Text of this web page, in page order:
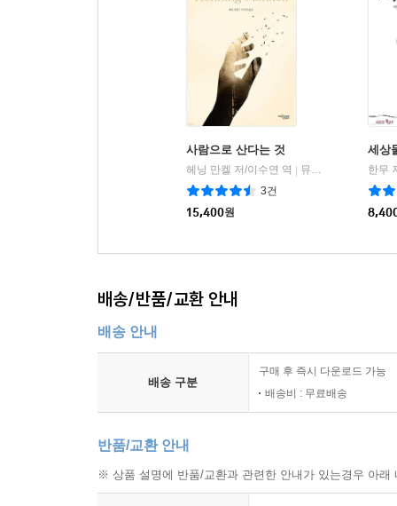
사람으로 산다는 것
헤닝 만켈 저/이수연 역
뮤진트리
3건
15,400원
세상
한무
배송/반품/교환 안내
배송 안내
배송 구분
구매 후 즉시 다운로드 가능
배송비 : 무료배송
반품/교환 안내
※ 상품 설명에 반품/교환과 관련한 안내가 있는경우 아